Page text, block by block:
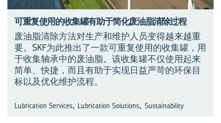
可重复使用的收集罐有助于简化废油脂清除过程
废油脂清除方法对生产和维护人员变得越来越重
要。SKF为此推出了一款可重复使用的收集罐，用
于收集轴承中的废油脂。该收集罐不仅使用起来
简单、快捷，而且有助于实现日益严苛的环保目
标以及优化维护流程。
Lubrication Services, Lubrication Solutions, Sustainability